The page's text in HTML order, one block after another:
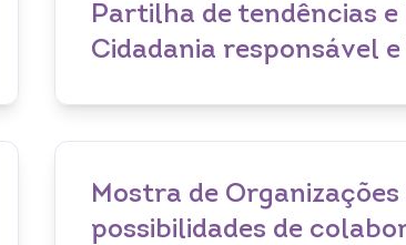
Partilha de tendências
Cidadania responsável
Mostra de
possibilidades de